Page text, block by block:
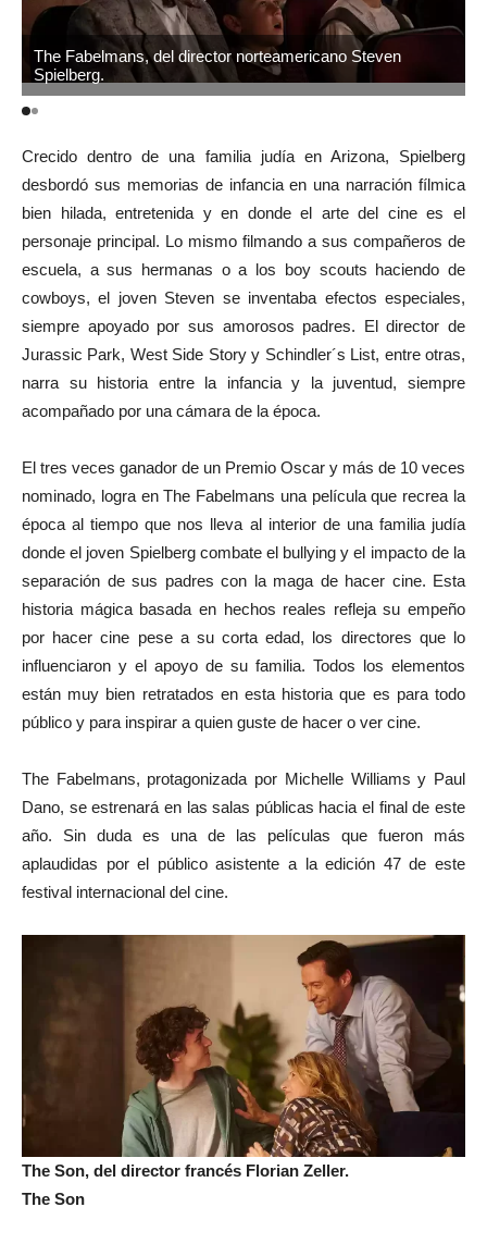
The Fabelmans, del director norteamericano Steven
Spielberg.
Crecido dentro de una familia judía en Arizona, Spielberg
desbordó sus memorias de infancia en una narración fílmica
bien hilada, entretenida y en donde el arte del cine es el
personaje principal. Lo mismo filmando a sus compañeros de
escuela, a sus hermanas o a los boy scouts haciendo de
cowboys, el joven Steven se inventaba efectos especiales,
siempre apoyado por sus amorosos padres. El director de
Jurassic Park, West Side Story y Schindler´s List, entre otras,
narra su historia entre la infancia y la juventud, siempre
acompañado por una cámara de la época.
El tres veces ganador de un Premio Oscar y más de 10 veces
nominado, logra en The Fabelmans una película que recrea la
época al tiempo que nos lleva al interior de una familia judía
donde el joven Spielberg combate el bullying y el impacto de la
separación de sus padres con la maga de hacer cine. Esta
historia mágica basada en hechos reales refleja su empeño
por hacer cine pese a su corta edad, los directores que lo
influenciaron y el apoyo de su familia. Todos los elementos
están muy bien retratados en esta historia que es para todo
público y para inspirar a quien guste de hacer o ver cine.
The Fabelmans, protagonizada por Michelle Williams y Paul
Dano, se estrenará en las salas públicas hacia el final de este
año. Sin duda es una de las películas que fueron más
aplaudidas por el público asistente a la edición 47 de este
festival internacional del cine.
The Son, del director francés Florian Zeller.
The Son